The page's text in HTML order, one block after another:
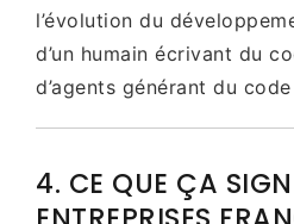
l’évolution du
d’un humain écrivant du
d’agents générant du
4. CE QUE ÇA